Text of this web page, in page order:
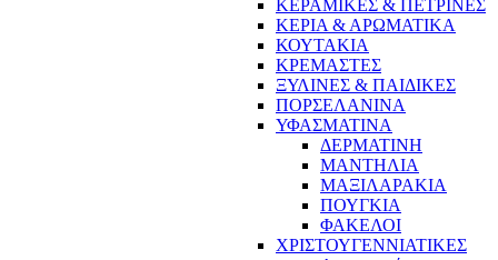
ΚΕΡΑΜΙΚΕΣ & ΠΕΤΡΙΝΕΣ
ΚΕΡΙΑ & ΑΡΩΜΑΤΙΚΑ
ΚΟΥΤΑΚΙΑ
ΚΡΕΜΑΣΤΕΣ
ΞΥΛΙΝΕΣ & ΠΑΙΔΙΚΕΣ
ΠΟΡΣΕΛΑΝΙΝΑ
ΥΦΑΣΜΑΤΙΝA
ΔΕΡΜΑΤΙΝΗ
ΜΑΝΤΗΛΙΑ
ΜΑΞΙΛΑΡΑΚΙΑ
ΠΟΥΓΚΙΑ
ΦΑΚΕΛΟΙ
ΧΡΙΣΤΟΥΓΕΝΝΙΑΤΙΚΕΣ